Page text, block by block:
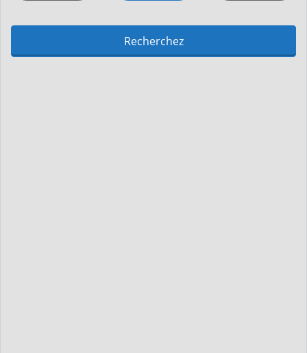
Recherchez